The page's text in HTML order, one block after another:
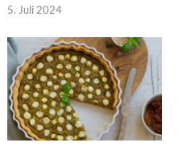
5. Juli 2024